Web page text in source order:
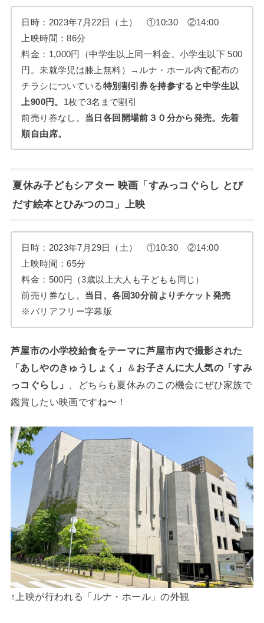
日時：2023年7月22日（土） ①10:30 ②14:00
上映時間：86分
料金：1,000円（中学生以上同一料金。小学生以下 500
円。未就学児は膝上無料）→ルナ・ホール内で配布の
チラシについている特別割引券を持参すると中学生以
上900円。 1枚で3名まで割引
前売り券なし。 当日各回開場前３０分から発売。先着
順自由席。
夏休み子どもシアター 映画「すみっコぐらし とび
だす絵本とひみつのコ」上映
日時：2023年7月29日（土） ①10:30 ②14:00
上映時間：65分
料金：500円（3歳以上大人も子どもも同じ）
前売り券なし。 当日、各回30分前よりチケット発売
※バリアフリー字幕版
芦屋市の小学校給食をテーマに芦屋市内で撮影された
「あしやのきゅうしょく」
＆ お子さんに大人気の「すみ
っコぐらし」
、どちらも夏休みのこの機会にぜひ家族で
鑑賞したい映画ですね〜！
↑上映が行われる「ルナ・ホール」の外観